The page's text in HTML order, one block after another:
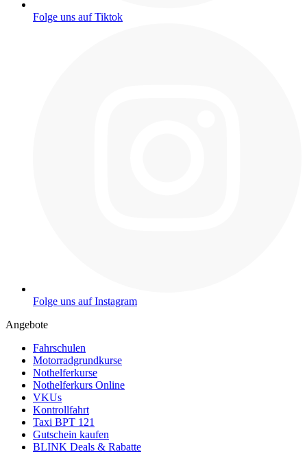
Folge uns auf Tiktok
Folge uns auf Instagram
Angebote
Fahrschulen
Motorradgrundkurse
Nothelferkurse
Nothelferkurs Online
VKUs
Kontrollfahrt
Taxi BPT 121
Gutschein kaufen
BLINK Deals & Rabatte